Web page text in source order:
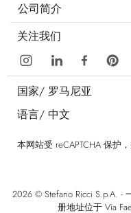
公司简介
关注我们
国家/ 罗马尼亚
语言/ 中文
本网站受 reCAPTCHA 保护
2026 © Stefano Ricci S.p.A. -
册地址位于 Via